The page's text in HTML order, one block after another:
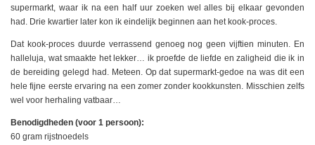
supermarkt, waar ik na een half uur zoeken wel alles bij elkaar gevonden
had. Drie kwartier later kon ik eindelijk beginnen aan het kook-proces.
Dat kook-proces duurde verrassend genoeg nog geen vijftien minuten. En
halleluja, wat smaakte het lekker… ik proefde de liefde en zaligheid die ik in
de bereiding gelegd had. Meteen. Op dat supermarkt-gedoe na was dit een
hele fijne eerste ervaring na een zomer zonder kookkunsten. Misschien zelfs
wel voor herhaling vatbaar…
Benodigdheden (voor 1 persoon):
60 gram rijstnoedels